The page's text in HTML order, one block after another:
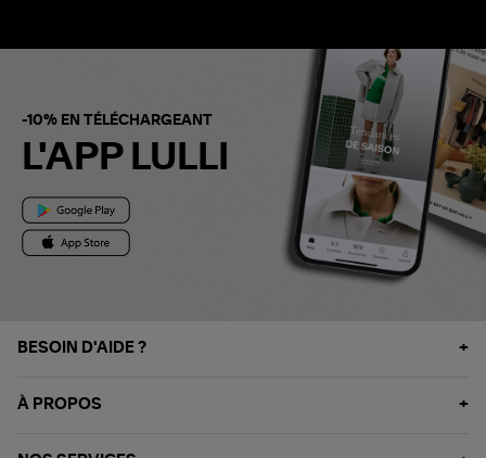
-10% EN TÉLÉCHARGEANT
L'APP LULLI
BESOIN D'AIDE ?
À PROPOS